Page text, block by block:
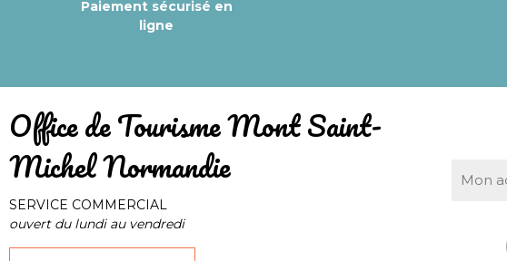
Paiement sécurisé en
ligne
​Office de Tourisme Mont Saint-
Michel Normandie
SERVICE COMMERCIAL
ouvert du lundi au vendredi